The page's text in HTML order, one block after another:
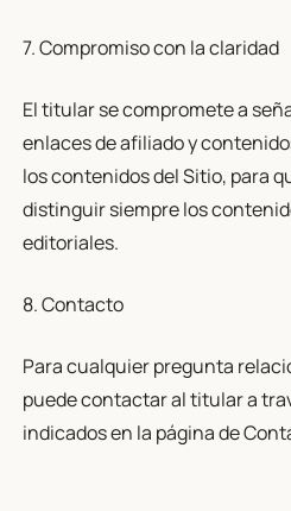
7. Compromiso con la claridad
El titular se compromete a
enlaces de afiliado y
los contenidos del Sitio, para
distinguir siempre los
editoriales.
8. Contacto
Para cualquier pregunta
puede contactar al titular a
indicados en la página de